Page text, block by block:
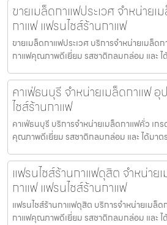
ขายเมล็ดกาแฟประเวศ จำหน่าย
กาแฟ แฟรนไชส์ร้านกาแฟ
ขายเมล็ดกาแฟประเวศ บริการจำหน่ายเมล็ด
กาแฟคุณภาพดีเยี่ยม รสชาติกลมกล่อม และ ไ
คาเฟ่ธนบุรี จำหน่ายเมล็ดกาแฟ
ไชส์ร้านกาแฟ
คาเฟ่ธนบุรี บริการจำหน่ายเมล็ดกาแฟคั่ว เก
คุณภาพดีเยี่ยม รสชาติกลมกล่อม และ ได้มาต
แฟรนไชส์ร้านกาแฟดุสิต จำหน่า
กาแฟ แฟรนไชส์ร้านกาแฟ
แฟรนไชส์ร้านกาแฟดุสิต บริการจำหน่ายเมล็
กาแฟคุณภาพดีเยี่ยม รสชาติกลมกล่อม และ ไ